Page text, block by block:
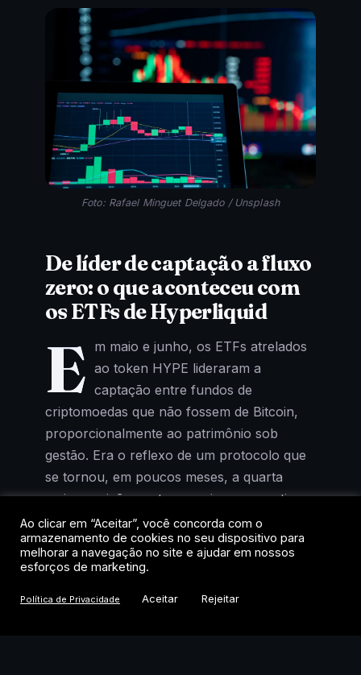
Foto: Rafael Minguet Delgado / Unsplash
De líder de captação a fluxo
zero: o que aconteceu com
os ETFs de Hyperliquid
E m maio e junho, os ETFs atrelados
ao token HYPE lideraram a
captação entre fundos de
criptomoedas que não fossem de Bitcoin,
proporcionalmente ao patrimônio sob
gestão. Era o reflexo de um protocolo que
se tornou, em poucos meses, a quarta
maior posição em tesourarias corporativas
de cripto, atrás apenas de Bitcoin, Ether e
Solana.
do JPMorgan publicado nesta semana, os
Ao clicar em “Aceitar”, você concorda com o
armazenamento de cookies no seu dispositivo para
melhorar a navegação no site e ajudar em nossos
esforços de marketing.
Política de Privacidade Aceitar Rejeitar